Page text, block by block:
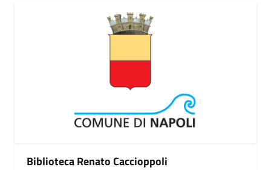
Biblioteca Renato Caccioppoli